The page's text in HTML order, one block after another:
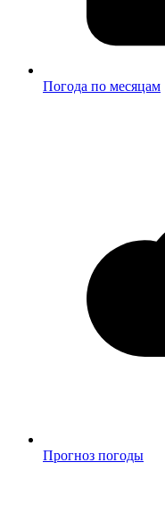
Погода по месяцам
Прогноз погоды